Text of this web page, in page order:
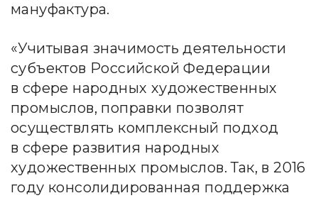
мануфактура.
«Учитывая значимость деятельности
субъектов Российской Федерации
в сфере народных художественных
промыслов, поправки позволят
осуществлять комплексный подход
в сфере развития народных
художественных промыслов. Так, в 2016
году консолидированная поддержка